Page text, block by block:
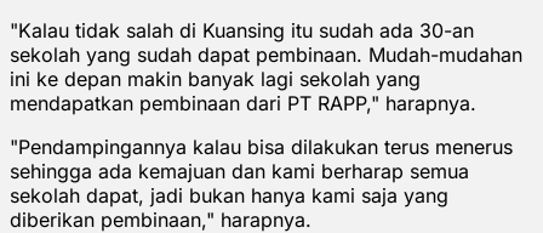
"Kalau tidak salah di Kuansing itu sudah ada 30-an
sekolah yang sudah dapat pembinaan. Mudah-mudahan
ini ke depan makin banyak lagi sekolah yang
mendapatkan pembinaan dari PT RAPP," harapnya.
"Pendampingannya kalau bisa dilakukan terus menerus
sehingga ada kemajuan dan kami berharap semua
sekolah dapat, jadi bukan hanya kami saja yang
diberikan pembinaan," harapnya.